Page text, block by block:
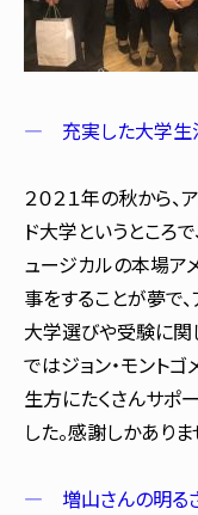
― 充実した大学生
２０２１年の秋から、
ド大学というところ
ュージカルの本場ア
事をすることが夢で
大学選びや受験に関
ではジョン・モント
生方にたくさんサポ
した。感謝しかありま
― 増山さんの明る